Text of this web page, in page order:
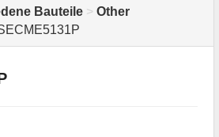
Bauteile > Other